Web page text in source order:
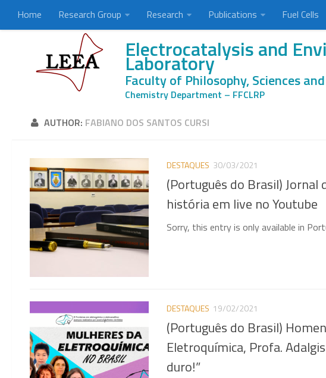
Home Research Group Research Publications Fuel Cells
Electrocatalysis and
Laboratory
Faculty of Philosophy, Sciences
Chemistry Department – FFCLRP
AUTHOR: FABIANO DOS SANTOS CURSI
DESTAQUES 30/03/2021
(Português do Brasil) Jornal
história em live no Youtube
Sorry, this entry is only available in
DESTAQUES 19/02/2021
(Português do Brasil)
Eletroquímica, Profa.
duro!”